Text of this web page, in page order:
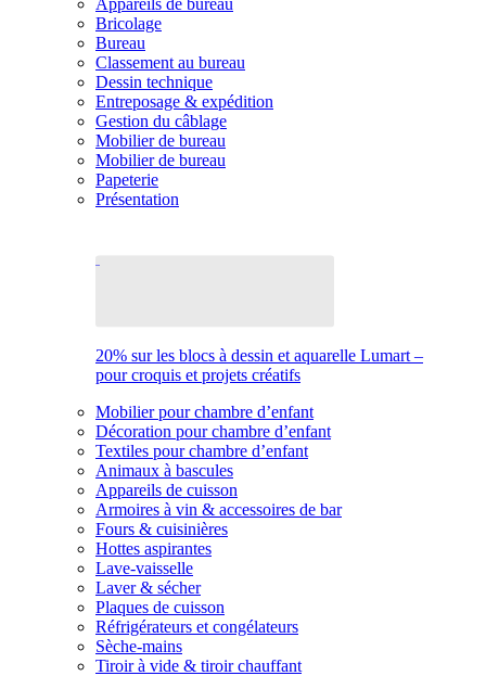
Appareils de bureau
Bricolage
Bureau
Classement au bureau
Dessin technique
Entreposage & expédition
Gestion du câblage
Mobilier de bureau
Mobilier de bureau
Papeterie
Présentation
20% sur les blocs à dessin et aquarelle Lumart –
pour croquis et projets créatifs
Mobilier pour chambre d’enfant
Décoration pour chambre d’enfant
Textiles pour chambre d’enfant
Animaux à bascules
Appareils de cuisson
Armoires à vin & accessoires de bar
Fours & cuisinières
Hottes aspirantes
Lave-vaisselle
Laver & sécher
Plaques de cuisson
Réfrigérateurs et congélateurs
Sèche-mains
Tiroir à vide & tiroir chauffant